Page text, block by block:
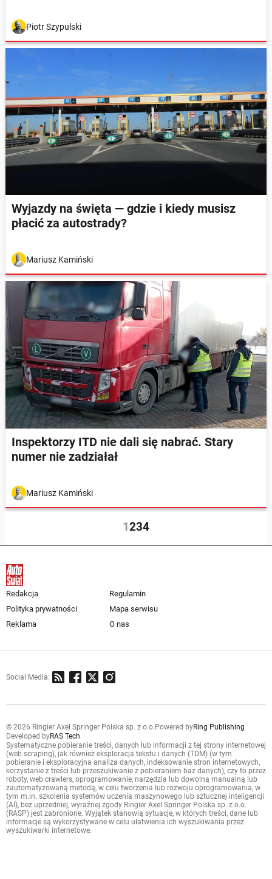
Piotr Szypulski
Wyjazdy na święta — gdzie i kiedy musisz
płacić za autostrady?
Mariusz Kamiński
Inspektorzy ITD nie dali się nabrać. Stary
numer nie zadziałał
Mariusz Kamiński
1234
Redakcja
Regulamin
Polityka prywatności
Mapa serwisu
Reklama
O nas
Social Media:
© 2026 Ringier Axel Springer Polska sp. z o.o.Powered byRing Publishing
Developed byRAS Tech
Systematyczne pobieranie treści, danych lub informacji z tej strony internetowej
(web scraping), jak również eksploracja tekstu i danych (TDM) (w tym
pobieranie i eksploracyjna analiza danych, indeksowanie stron internetowych,
korzystanie z treści lub przeszukiwanie z pobieraniem baz danych), czy to przez
roboty, web crawlers, oprogramowanie, narzędzia lub dowolną manualną lub
zautomatyzowaną metodą, w celu tworzenia lub rozwoju oprogramowania, w
tym m.in. szkolenia systemów uczenia maszynowego lub sztucznej inteligencji
(AI), bez uprzedniej, wyraźnej zgody Ringier Axel Springer Polska sp. z o.o.
(RASP) jest zabronione. Wyjątek stanowią sytuacje, w których treści, dane lub
informacje są wykorzystywane w celu ułatwienia ich wyszukiwania przez
wyszukiwarki internetowe.